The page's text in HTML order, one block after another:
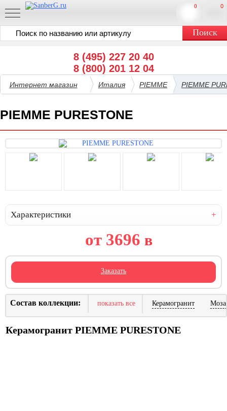
8 (495) 227 20 40
8 (800) 201 12 04
0
0
Интернет магазин Италия PIEMME PIEMME
PIEMME PURESTONE
Характеристики
от 3696 в
Заказать
Состав коллекции: показать все Керамогранит
Керамогранит PIEMME PURESTONE